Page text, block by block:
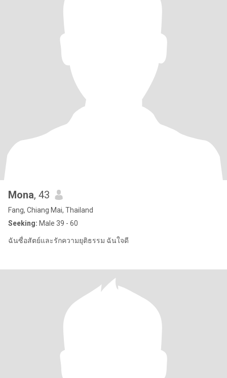
Mona, 43
Fang, Chiang Mai, Thailand
Seeking: Male 39 - 60
ฉันซื่อสัตย์และรักความยุติธรรม ฉันใจดี